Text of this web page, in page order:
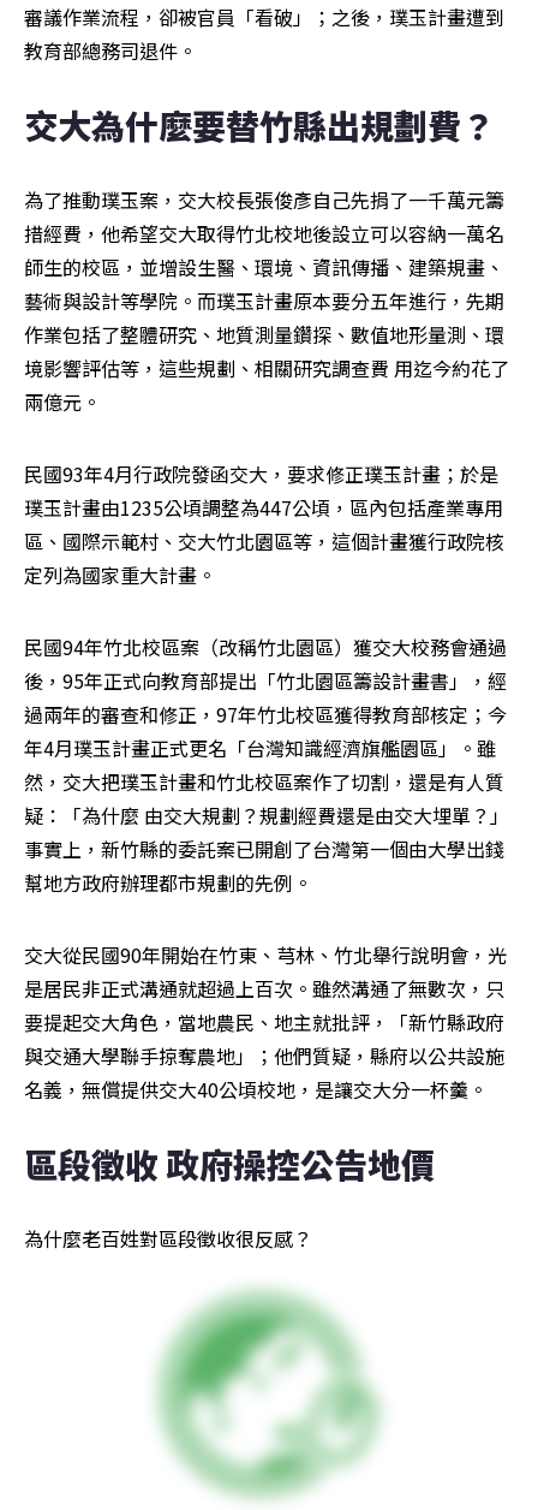
審議作業流程，卻被官員「看破」；之後，璞玉計畫遭到
教育部總務司退件。
交大為什麼要替竹縣出規劃費？
為了推動璞玉案，交大校長張俊彥自己先捐了一千萬元籌
措經費，他希望交大取得竹北校地後設立可以容納一萬名
師生的校區，並增設生醫、環境、資訊傳播、建築規畫、
藝術與設計等學院。而璞玉計畫原本要分五年進行，先期
作業包括了整體研究、地質測量鑽探、數值地形量測、環
境影響評估等，這些規劃、相關研究調查費 用迄今約花了
兩億元。
民國93年4月行政院發函交大，要求修正璞玉計畫；於是
璞玉計畫由1235公頃調整為447公頃，區內包括產業專用
區、國際示範村、交大竹北園區等，這個計畫獲行政院核
定列為國家重大計畫。
民國94年竹北校區案（改稱竹北園區）獲交大校務會通過
後，95年正式向教育部提出「竹北園區籌設計畫書」，經
過兩年的審查和修正，97年竹北校區獲得教育部核定；今
年4月璞玉計畫正式更名「台灣知識經濟旗艦園區」。雖
然，交大把璞玉計畫和竹北校區案作了切割，還是有人質
疑：「為什麼 由交大規劃？規劃經費還是由交大埋單？」
事實上，新竹縣的委託案已開創了台灣第一個由大學出錢
幫地方政府辦理都市規劃的先例。
交大從民國90年開始在竹東、芎林、竹北舉行說明會，光
是居民非正式溝通就超過上百次。雖然溝通了無數次，只
要提起交大角色，當地農民、地主就批評，「新竹縣政府
與交通大學聯手掠奪農地」；他們質疑，縣府以公共設施
名義，無償提供交大40公頃校地，是讓交大分一杯羹。
區段徵收 政府操控公告地價
為什麼老百姓對區段徵收很反感？